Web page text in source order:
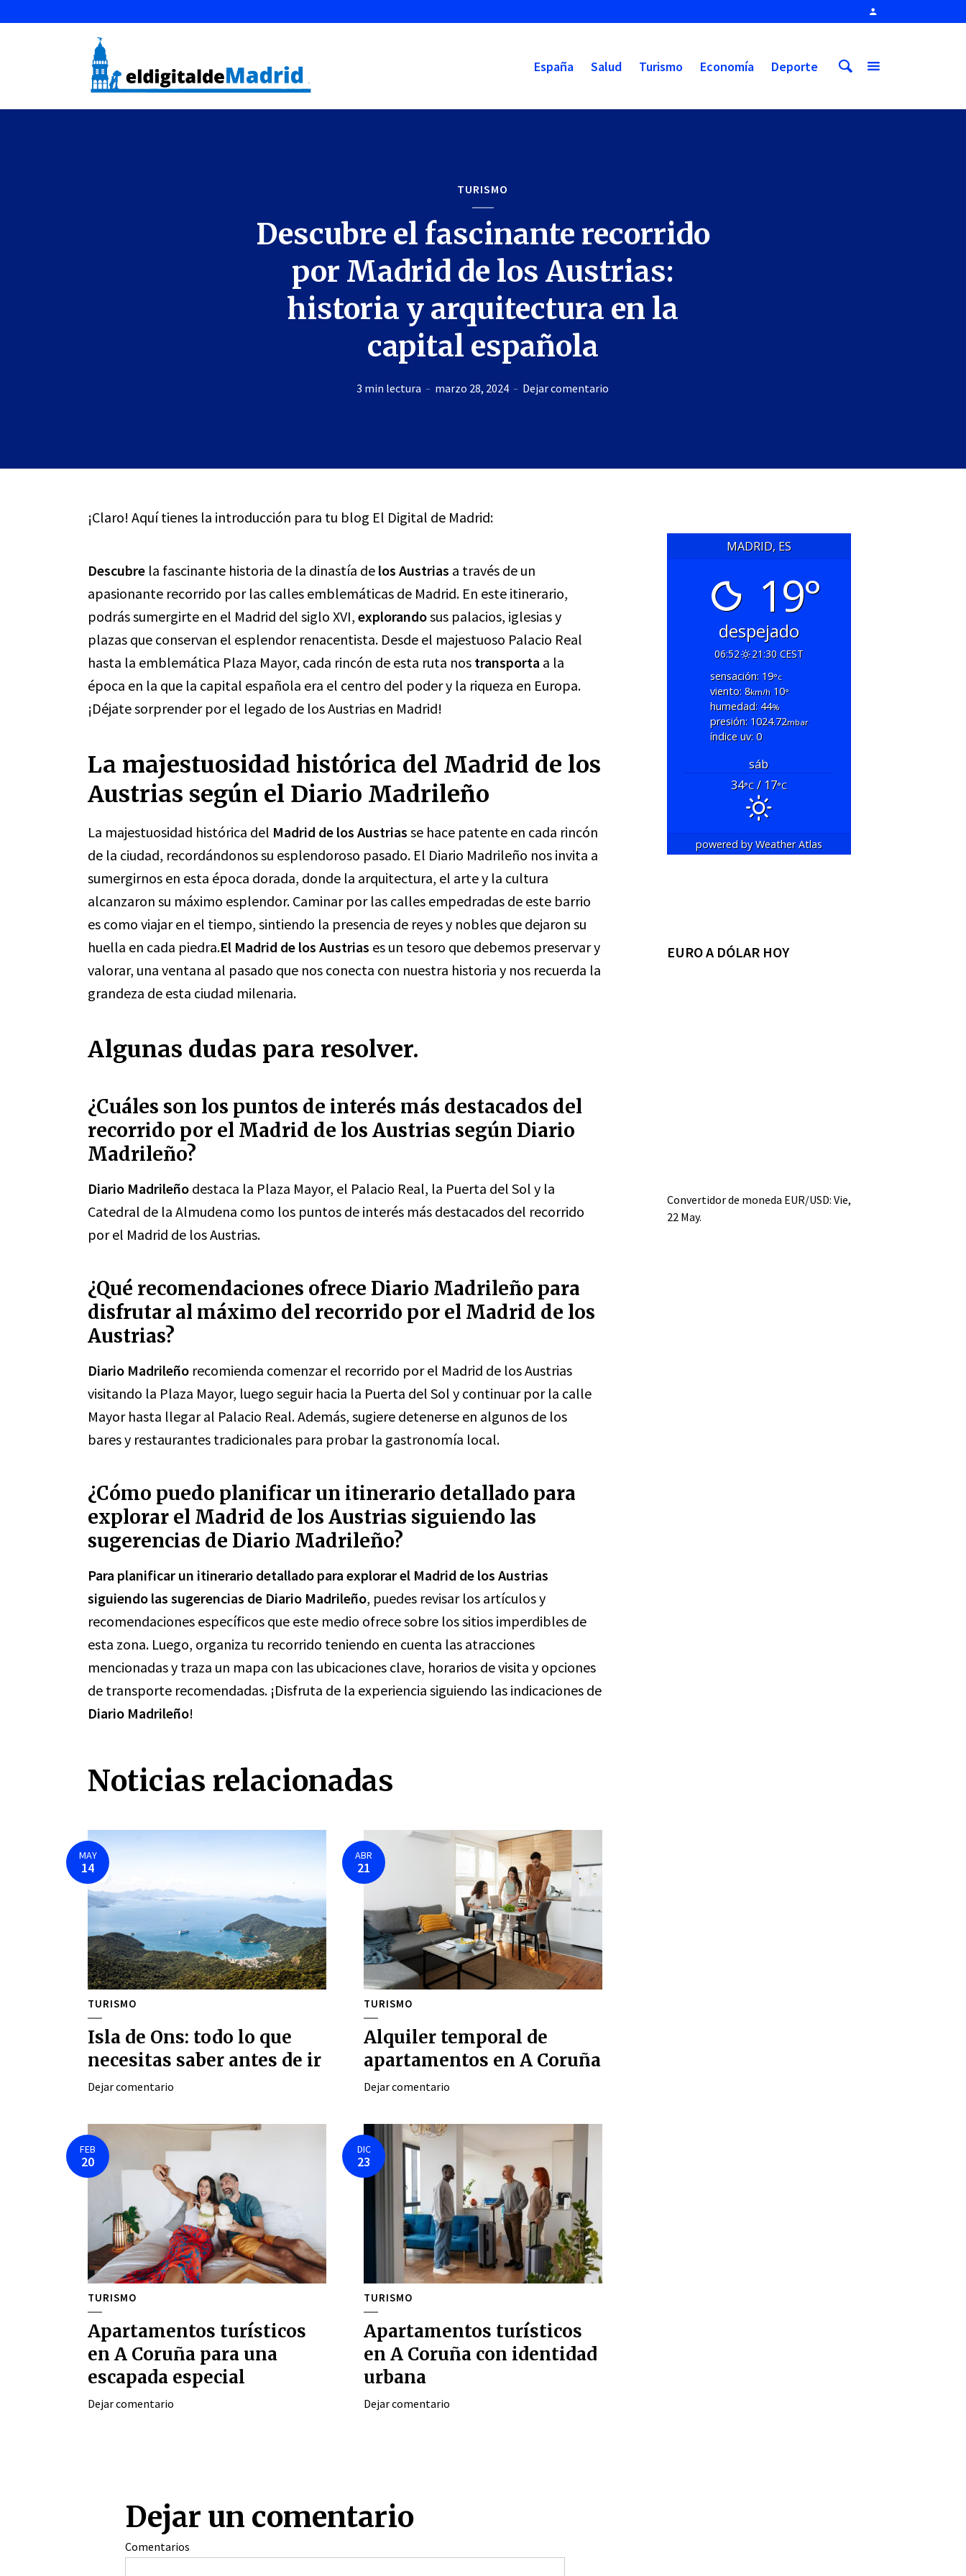
España Salud Turismo Economía Deporte
TURISMO
Descubre el fascinante recorrido
por Madrid de los Austrias:
historia y arquitectura en la
capital española
3 min lectura marzo 28, 2024 Dejar comentario
¡Claro! Aquí tienes la introducción para tu blog El Digital de Madrid:
Descubre la fascinante historia de la dinastía de los Austrias a través de un
apasionante recorrido por las calles emblemáticas de Madrid. En este itinerario,
podrás sumergirte en el Madrid del siglo XVI, explorandosus palacios, iglesias y
plazas que conservan el esplendor renacentista. Desde el majestuoso Palacio Real
hasta la emblemática Plaza Mayor, cada rincón de esta ruta nos transporta a la
época en la que la capital española era el centro del poder y la riqueza en Europa.
¡Déjate sorprender por el legado de los Austrias en Madrid!
La majestuosidad histórica del Madrid de los
Austrias según el Diario Madrileño
La majestuosidad histórica del Madrid de los Austrias se hace patente en cada rincón
de la ciudad, recordándonos su esplendoroso pasado. El Diario Madrileño nos invita a
sumergirnos en esta época dorada, donde la arquitectura, el arte y la cultura
alcanzaron su máximo esplendor. Caminar por las calles empedradas de este barrio
es como viajar en el tiempo, sintiendo la presencia de reyes y nobles que dejaron su
huella en cada piedra.El Madrid de los Austrias es un tesoro que debemos preservar y
valorar, una ventana al pasado que nos conecta con nuestra historia y nos recuerda la
grandeza de esta ciudad milenaria.
Algunas dudas para resolver.
¿Cuáles son los puntos de interés más destacados del
recorrido por el Madrid de los Austrias según Diario
Madrileño?
Diario Madrileño destaca la Plaza Mayor, el Palacio Real, la Puerta del Sol y la
Catedral de la Almudena como los puntos de interés más destacados del recorrido
por el Madrid de los Austrias.
¿Qué recomendaciones ofrece Diario Madrileño para
disfrutar al máximo del recorrido por el Madrid de los
Austrias?
Diario Madrileño recomienda comenzar el recorrido por el Madrid de los Austrias
visitando la Plaza Mayor, luego seguir hacia la Puerta del Sol y continuar por la calle
Mayor hasta llegar al Palacio Real. Además, sugiere detenerse en algunos de los
bares y restaurantes tradicionales para probar la gastronomía local.
¿Cómo puedo planificar un itinerario detallado para
explorar el Madrid de los Austrias siguiendo las
sugerencias de Diario Madrileño?
Para planificar un itinerario detallado para explorar el Madrid de los Austrias
siguiendo las sugerencias de Diario Madrileño, puedes revisar los artículos y
recomendaciones específicos que este medio ofrece sobre los sitios imperdibles de
esta zona. Luego, organiza tu recorrido teniendo en cuenta las atracciones
mencionadas y traza un mapa con las ubicaciones clave, horarios de visita y opciones
de transporte recomendadas. ¡Disfruta de la experiencia siguiendo las indicaciones de
Diario Madrileño!
Noticias relacionadas
MAY
14
TURISMO
Isla de Ons: todo lo que
necesitas saber antes de ir
Dejar comentario
ABR
21
TURISMO
Alquiler temporal de
apartamentos en A Coruña
Dejar comentario
FEB
20
TURISMO
Apartamentos turísticos
en A Coruña para una
escapada especial
Dejar comentario
DIC
23
TURISMO
Apartamentos turísticos
en A Coruña con identidad
urbana
Dejar comentario
Dejar un comentario
Comentarios
MADRID, ES
19°
despejado
06:52
21:30 CEST
sensación: 19°c
viento: 8km/h10°
humedad: 44%
presión: 1024.72mbar
índice uv: 0
sáb
34°C/ 17°C
powered byWeather Atlas
EURO A DÓLAR HOY
Convertidor de moneda EUR/USD: Vie,
22 May.